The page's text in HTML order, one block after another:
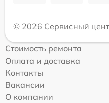
© 2026 Сервисный
Стоимость ремонта
Оплата и доставка
Контакты
Вакансии
О компании